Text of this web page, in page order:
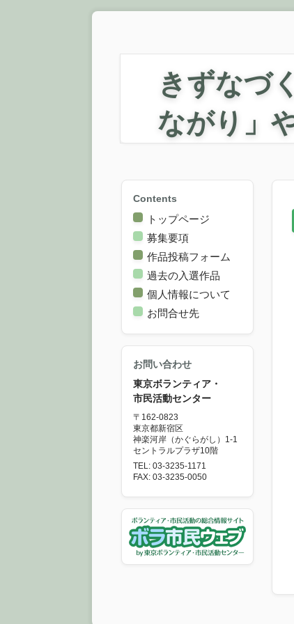
きずなづ
ながり」
Contents
トップページ
募集要項
作品投稿フォーム
過去の入選作品
個人情報について
お問合せ先
お問い合わせ
東京ボランティア・
市民活動センター
〒162-0823
東京都新宿区
神楽河岸（かぐらがし）1-1
セントラルプラザ10階
TEL: 03-3235-1171
FAX: 03-3235-0050